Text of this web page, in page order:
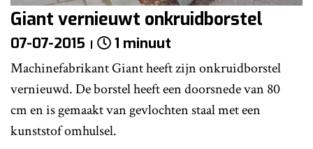
Giant vernieuwt onkruidborstel
07-07-2015 1 minuut
Machinefabrikant Giant heeft zijn onkruidborstel
vernieuwd. De borstel heeft een doorsnede van 80
cm en is gemaakt van gevlochten staal met een
kunststof omhulsel.